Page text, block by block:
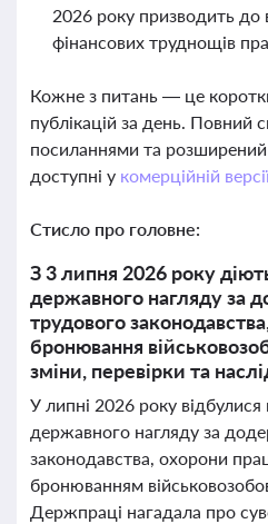
2026 року призводить до
фінансових труднощів
Кожне з питань — це
публікацій за день.
посиланнями та
доступні у комерційній
Стисло про головне:
З 3 липня 2026 року
державного нагляду за
трудового
бронювання
зміни, перевірки та
У липні 2026 року відбулися
державного нагляду за
законодавства, охорони
бронюванням
Держпраці нагадала про